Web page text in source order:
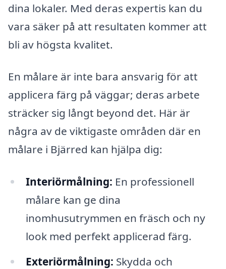
dina lokaler. Med deras expertis kan du
vara säker på att resultaten kommer att
bli av högsta kvalitet.
En målare är inte bara ansvarig för att
applicera färg på väggar; deras arbete
sträcker sig långt beyond det. Här är
några av de viktigaste områden där en
målare i Bjärred kan hjälpa dig:
Interiörmålning: En professionell
målare kan ge dina
inomhusutrymmen en fräsch och ny
look med perfekt applicerad färg.
Exteriörmålning: Skydda och